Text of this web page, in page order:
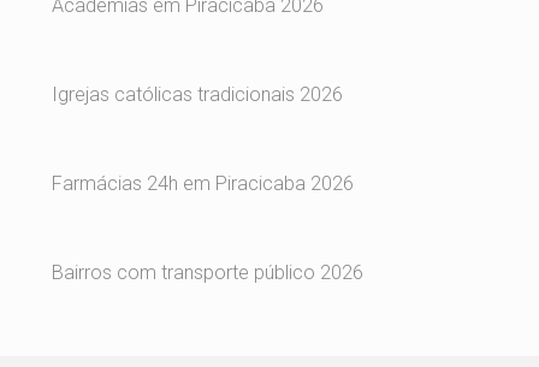
Academias em Piracicaba 2026
Igrejas católicas tradicionais 2026
Farmácias 24h em Piracicaba 2026
Bairros com transporte público 2026